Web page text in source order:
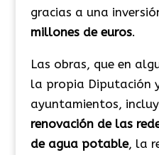
gracias a una
millones de euros.
Las obras, que en
la propia Diputación
ayuntamientos,
renovación de las
de agua potable, la